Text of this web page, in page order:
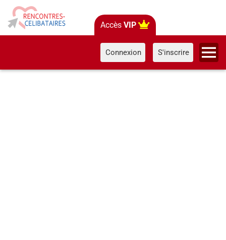
Accès VIP
Connexion S'inscrire